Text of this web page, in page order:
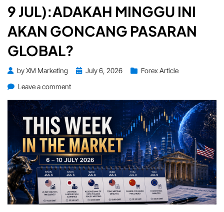
9 JUL):ADAKAH MINGGU INI
AKAN GONCANG PASARAN
GLOBAL?
byXM Marketing
PostedJuly 6, 2026
Forex Article
Leave a commenton
Week
in
the
Market
(6
–
9
Jul):Adakah
Minggu
Ini